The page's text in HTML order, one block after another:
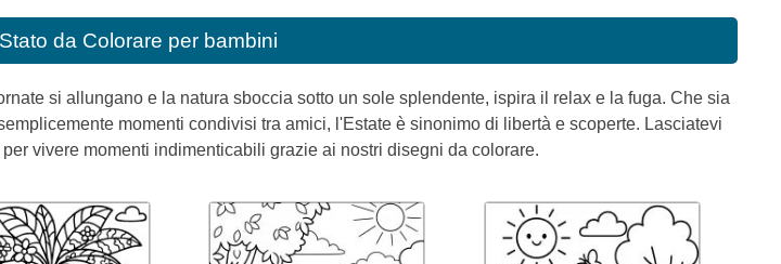
da Colorare per bambini
si allungano e la natura sboccia sotto un sole splendente, ispira il relax e la fuga. Che sia
momenti condivisi tra amici, l'Estate è sinonimo di libertà e scoperte. Lasciatevi
vivere momenti indimenticabili grazie ai nostri disegni da colorare.